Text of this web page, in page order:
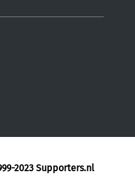
2023 Supporters.nl